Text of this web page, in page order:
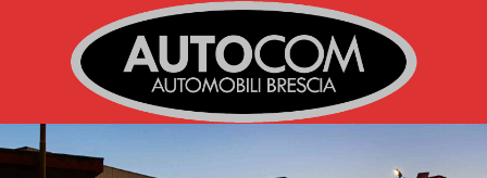
contenuto